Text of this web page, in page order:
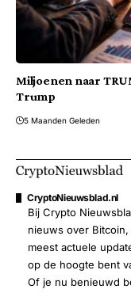
Miljoenen naar
Trump
5 Maanden Geleden
CryptoNieuwsblad.nl
Bij Crypto
nieuws over
meest actuele
op de hoogte bent
Of je nu benieuwd